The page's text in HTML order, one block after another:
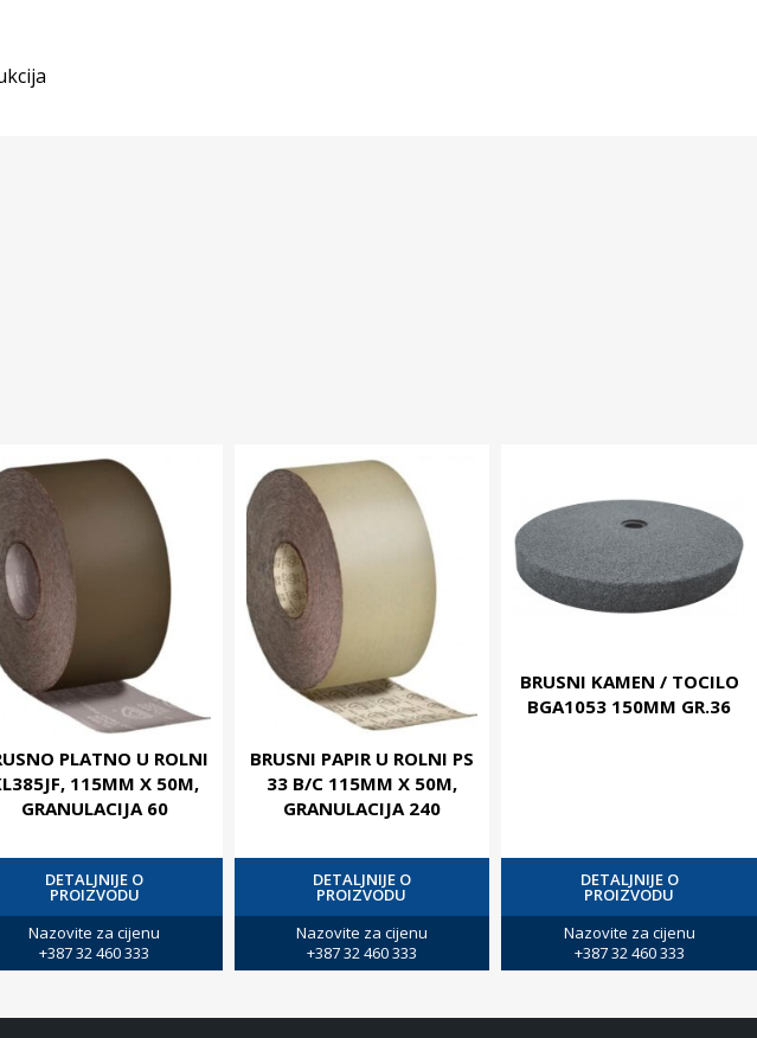
PLATNO U ROLNI
115MM X 50M,
GRANULACIJA 60
DETALJNIJE O
PROIZVODU
Nazovite za cijenu
+387 32 460 333
BRUSNI PAPIR U ROLNI PS
33 B/C 115MM X 50M,
GRANULACIJA 240
DETALJNIJE O
PROIZVODU
Nazovite za cijenu
+387 32 460 333
BRUSNI KAMEN / TOCILO
BGA1053 150MM GR.36
DETALJNIJE O
PROIZVODU
Nazovite za cijenu
+387 32 460 333